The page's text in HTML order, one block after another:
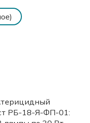
РБ-18-Я-ФП-01: